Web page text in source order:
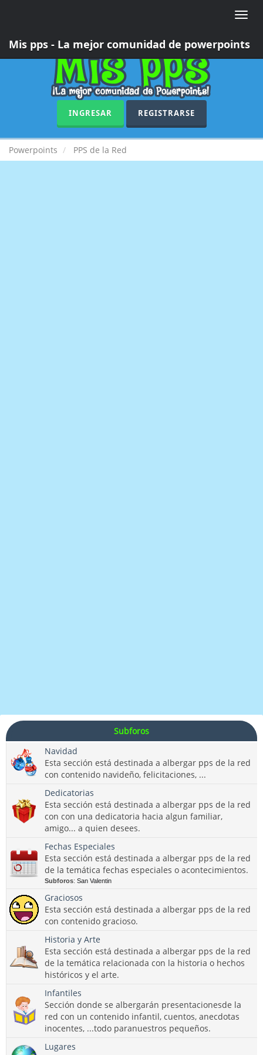
Toggle
Mis pps - La mejor comunidad de powerpoints
INGRESAR REGISTRARSE
Powerpoints PPS de la Red
Subforos
Navidad
Esta sección está destinada a albergar pps de la red
con contenido navideño, felicitaciones, ...
Dedicatorias
Esta sección está destinada a albergar pps de la red
con con una dedicatoria hacia algun familiar,
amigo... a quien desees.
Fechas Especiales
Esta sección está destinada a albergar pps de la red
de la temática fechas especiales o acontecimientos.
Subforos: San Valentin
Graciosos
Esta sección está destinada a albergar pps de la red
con contenido gracioso.
Historia y Arte
Esta sección está destinada a albergar pps de la red
de la temática relacionada con la historia o hechos
históricos y el arte.
Infantiles
Sección donde se albergarán presentacionesde la
red con un contenido infantil, cuentos, anecdotas
inocentes, ...todo paranuestros pequeños.
Lugares